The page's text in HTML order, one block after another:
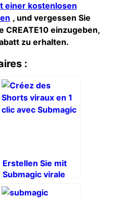
einer kostenlosen
, und vergessen Sie
CREATE10 einzugeben,
zu erhalten.
:
Erstellen Sie mit
Submagic virale
Kurzfilme mit nur